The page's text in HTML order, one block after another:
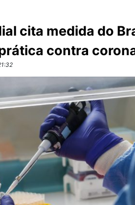
cita medida do
contra